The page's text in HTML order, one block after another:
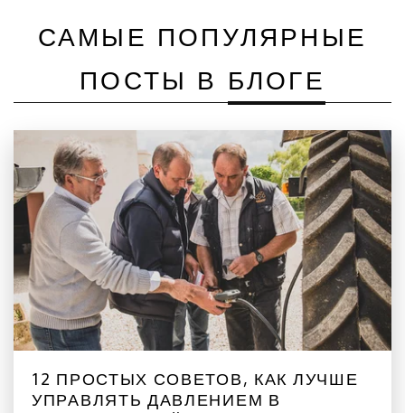
САМЫЕ ПОПУЛЯРНЫЕ
ПОСТЫ В БЛОГЕ
12 ПРОСТЫХ СОВЕТОВ, КАК ЛУЧШЕ
УПРАВЛЯТЬ ДАВЛЕНИЕМ В